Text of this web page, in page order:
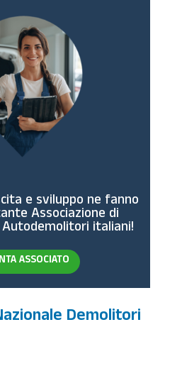
e sviluppo ne fanno
Associazione di
italiani!
ASSOCIATO
Demolitori